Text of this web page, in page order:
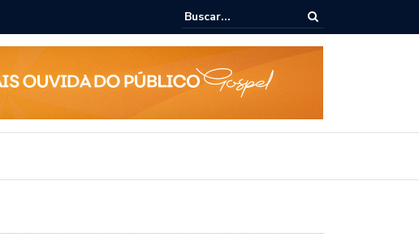
O erro que todo mundo comete no supermercado e que te faz pagar mais caro
comida